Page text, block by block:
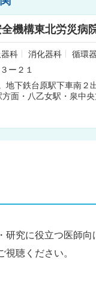
機構東北労災病
科 消化器科
循環
腫瘍内科・外科
ビリテーション
科 リウマチ科
呼吸
診断 救急科
ー２１
地下鉄台原駅下車南２
面・八乙女駅・泉中
研究に役立つ医師
聴ください。